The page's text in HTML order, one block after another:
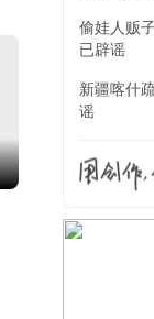
偷娃人贩
已辟谣
新疆喀什
谣